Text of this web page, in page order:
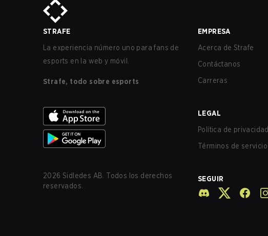
STRAFE
La experiencia número uno para fans de
esports en la web y móvil.
Strafe, todo sobre esports
2026 Sidledes AB. Todos los derechos
reservados.
EMPRESA
Acerca de Strafe
Contáctanos
Carreras
LEGAL
Política de privacidad
Términos de servicio
SEGUIR